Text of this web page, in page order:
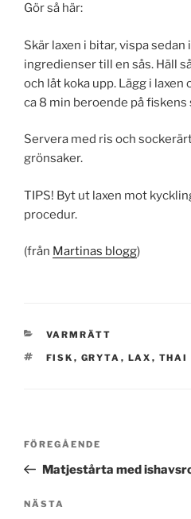
Gör så här:
Skär laxen i bitar, vispa
ingredienser till en sås. Häll
och låt koka upp. Lägg i laxen
ca 8 min beroende på fiskens
Servera med ris och
grönsaker.
TIPS! Byt ut laxen mot
procedur.
(från Martinas blogg)
KATEGORIER
VARMRÄTT
TAGGAR
FISK , GRYTA , LAX , THAI
Inläggsnavigering
Föregående
inlägg
FÖREGÅENDE
Matjestårta med
Nästa
NÄSTA